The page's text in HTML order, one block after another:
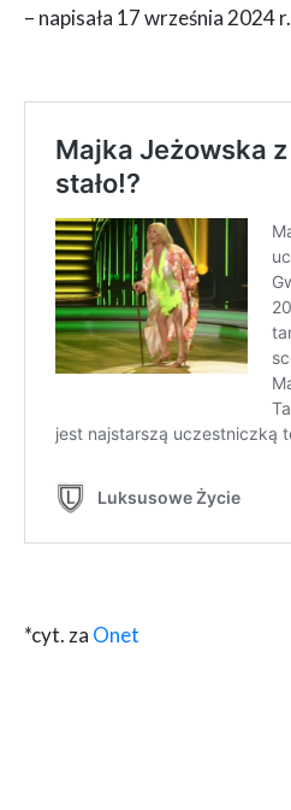
– napisała 17 września 2024 r.
*cyt. za Onet